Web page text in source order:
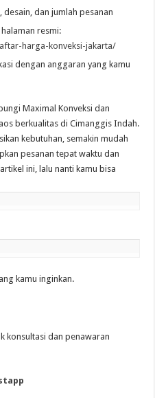
dan jumlah pesanan
resmi:
harga-konveksi-jakarta/
dengan anggaran yang kamu
Maximal Konveksi dan
berkualitas di Cimanggis Indah.
kebutuhan, semakin mudah
pesanan tepat waktu dan
ini, lalu nanti kamu bisa
kamu inginkan.
konsultasi dan penawaran